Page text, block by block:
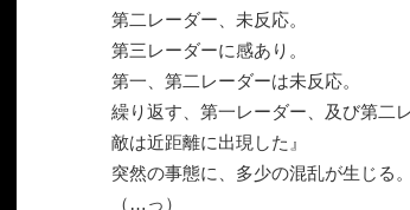
第二レーダー、未反応。
第三レーダーに感あり。
第一、第二レーダーは未反応。
繰り返す、第一レーダー、及び第二
敵は近距離に出現した』
突然の事態に、多少の混乱が生じる。
（…っ）